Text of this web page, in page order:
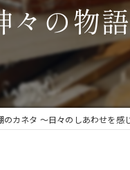
々の物語
のカネタ ～日々のしあわせを感